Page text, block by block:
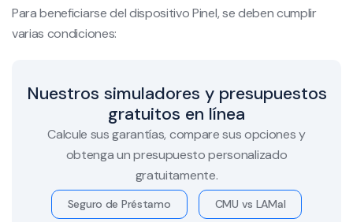
Para beneficiarse del dispositivo Pinel, se deben cumplir
varias condiciones:
Nuestros simuladores y presupuestos
gratuitos en línea
Calcule sus garantías, compare sus opciones y
obtenga un presupuesto personalizado
gratuitamente.
Seguro de Préstamo CMU vs LAMal